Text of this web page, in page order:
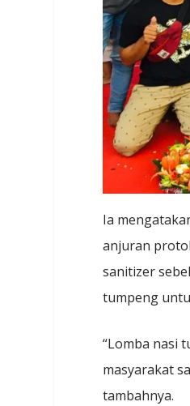
Ia
anjuran
sanitizer
tumpeng
“Lomba nasi
masyarakat
tambahnya.